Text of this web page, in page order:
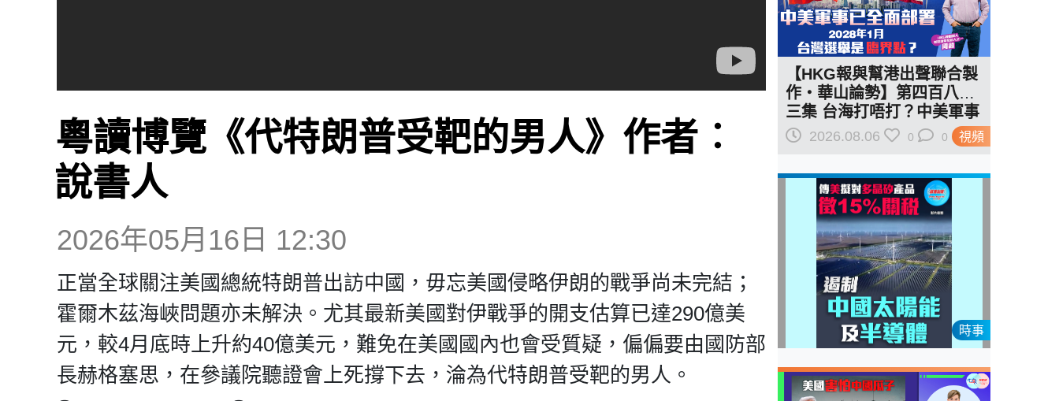
粵讀博覽《代特朗普受靶的男人》作者︰
說書人
2026年05月16日 12:30
正當全球關注美國總統特朗普出訪中國，毋忘美國侵略伊朗的戰爭尚未完結；
霍爾木茲海峽問題亦未解決。尤其最新美國對伊戰爭的開支估算已達290億美
元，較4月底時上升約40億美元，難免在美國國內也會受質疑，偏偏要由國防部
長赫格塞思，在參議院聽證會上死撐下去，淪為代特朗普受靶的男人。
視頻
【HKG報與幫港出聲聯合製
作‧華山論勢】第四百八十
三集 台海打唔打？中美軍事
已全面部署 2028年1月台灣
2026.08.06 0 0
時事